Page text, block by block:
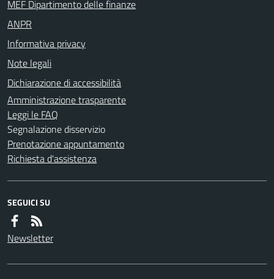
MEF Dipartimento delle finanze
ANPR
Informativa privacy
Note legali
Dichiarazione di accessibilità
Amministrazione trasparente
Leggi le FAQ
Segnalazione disservizio
Prenotazione appuntamento
Richiesta d'assistenza
SEGUICI SU
Newsletter